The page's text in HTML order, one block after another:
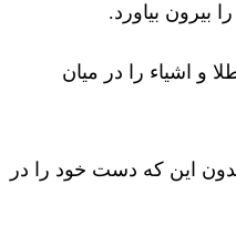
بیرون بیاورد.
و اشیاء را در میان
این که دست خود را در